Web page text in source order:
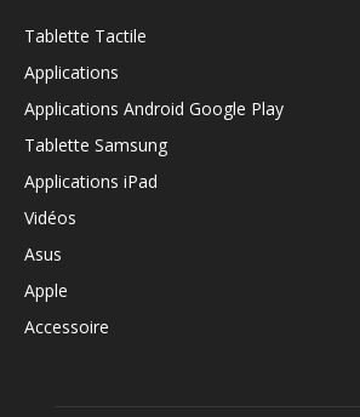
Tablette Tactile
Applications
Applications Android Google Play
Tablette Samsung
Applications iPad
Vidéos
Asus
Apple
Accessoire